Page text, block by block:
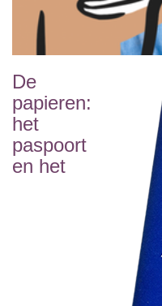
De
papieren:
het
paspoort
en het